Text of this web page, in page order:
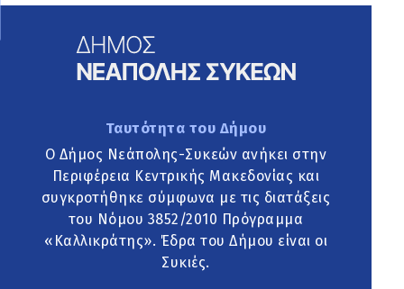
Ταυτότητα του Δήμου
Ο Δήμος Νεάπολης-Συκεών ανήκει στην
Περιφέρεια Κεντρικής Μακεδονίας και
συγκροτήθηκε σύμφωνα με τις διατάξεις
του Νόμου 3852/2010 Πρόγραμμα
«Καλλικράτης». Έδρα του Δήμου είναι οι
Συκιές.